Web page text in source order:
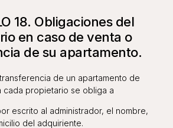
18. Obligaciones del
en caso de venta o
de su apartamento.
de un apartamento de
cada propietario se obliga a
escrito al administrador, el nombre,
del adquiriente.